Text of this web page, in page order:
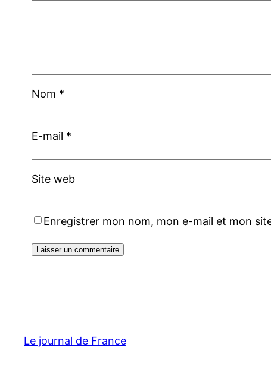
Nom *
E-mail *
Site web
Enregistrer mon nom, mon e-mail et mon
Le journal de France